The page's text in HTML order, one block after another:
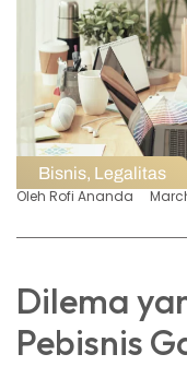
Bisnis, Legalitas
Oleh Rofi Ananda
Dilema
Pebisnis